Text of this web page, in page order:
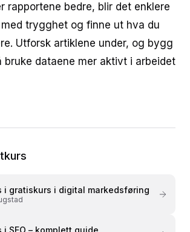
rapportene bedre, blir det enklere
trygghet og finne ut hva du
Utforsk artiklene under, og bygg
bruke dataene mer aktivt i arbeidet
i gratiskurs i digital markedsføring
i SEO – komplett guide